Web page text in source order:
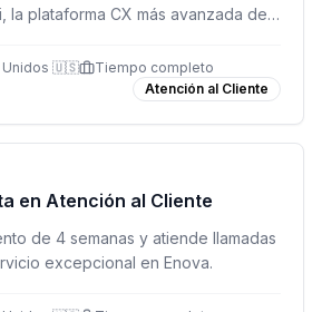
la plataforma CX más avanzada del
de crecimiento.
Unidos 🇺🇸
Tiempo completo
Atención al Cliente
en Atención al Cliente
de 4 semanas y atiende llamadas
excepcional en Enova.